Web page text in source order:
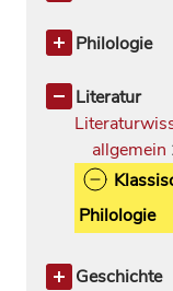
Philologie
allgemein
Klassische
Philologie
Literatur
allgemein
Philologie
Geschichte